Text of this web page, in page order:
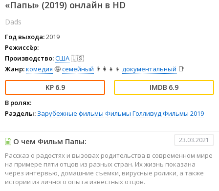
«Папы» (2019) онлайн в HD
Dads
Год выхода:2019
Режиссёр:
Производство:США🇺🇸
Жанр:комедия 🤪семейный 👨‍👩‍👧‍👦 документальный 📑
6.9 6.9
В ролях:
Разделы: Зарубежные фильмы Фильмы ГолливудФильмы 2019
О чем Фильм Папы: 23.03.2021
Рассказ о радостях и вызовах родительства в современном мире
на примере пяти отцов из разных стран. Их жизнь показана
через интервью, домашние съемки, вирусные ролики, а также
истории из личного опыта известных отцов.